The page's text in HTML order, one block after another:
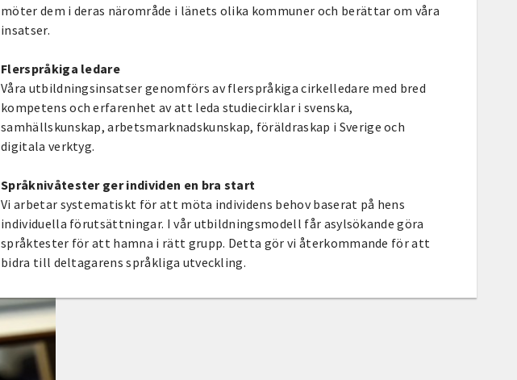
möter dem i deras närområde i länets olika kommuner och berättar om våra
insatser.
Flerspråkiga ledare
Våra utbildningsinsatser genomförs av flerspråkiga cirkelledare med bred
kompetens och erfarenhet av att leda studiecirklar i svenska,
samhällskunskap, arbetsmarknadskunskap, föräldraskap i Sverige och
digitala verktyg.
Språknivåtester ger individen en bra start
Vi arbetar systematiskt för att möta individens behov baserat på hens
individuella förutsättningar. I vår utbildningsmodell får asylsökande göra
språktester för att hamna i rätt grupp. Detta gör vi återkommande för att
bidra till deltagarens språkliga utveckling.